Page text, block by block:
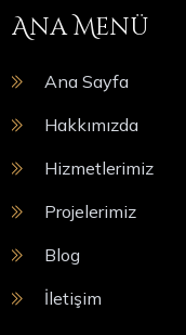
Ana Menü
Ana Sayfa
Hakkımızda
Hizmetlerimiz
Projelerimiz
Blog
İletişim